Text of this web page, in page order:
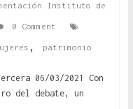
Instituto de
0 Comment
, patrimonio
06/03/2021 Con
del debate, un